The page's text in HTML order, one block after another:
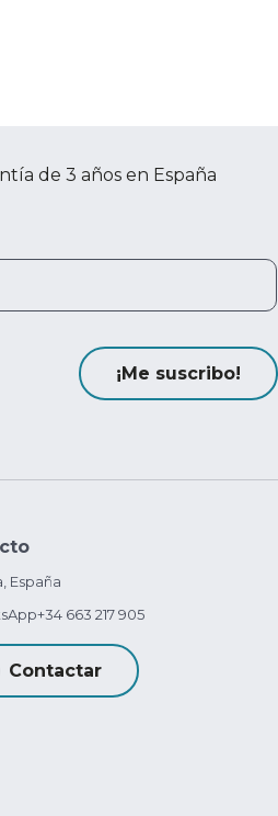
de 3 años en España
¡Me suscribo!
España
+34 663 217 905
Contactar